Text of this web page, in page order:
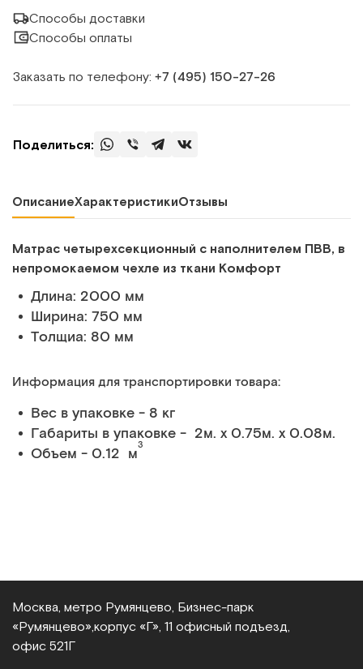
Способы доставки
Способы оплаты
Заказать по телефону: +7 (495) 150‑27‑26
Поделиться:
ОписаниеХарактеристикиОтзывы
Матрас четырехсекционный с наполнителем ПВВ, в
непромокаемом чехле из ткани Комфорт
Длина: 2000 мм
Ширина: 750 мм
Толщиа: 80 мм
Информация для транспортировки товара:
Вес в упаковке - 8 кг
Габариты в упаковке - 2м. x 0.75м. x 0.08м.
Объем - 0.12 м3
Москва, метро Румянцево, Бизнес‑парк
«Румянцево», корпус «Г», 11 офисный подъезд,
офис 521Г